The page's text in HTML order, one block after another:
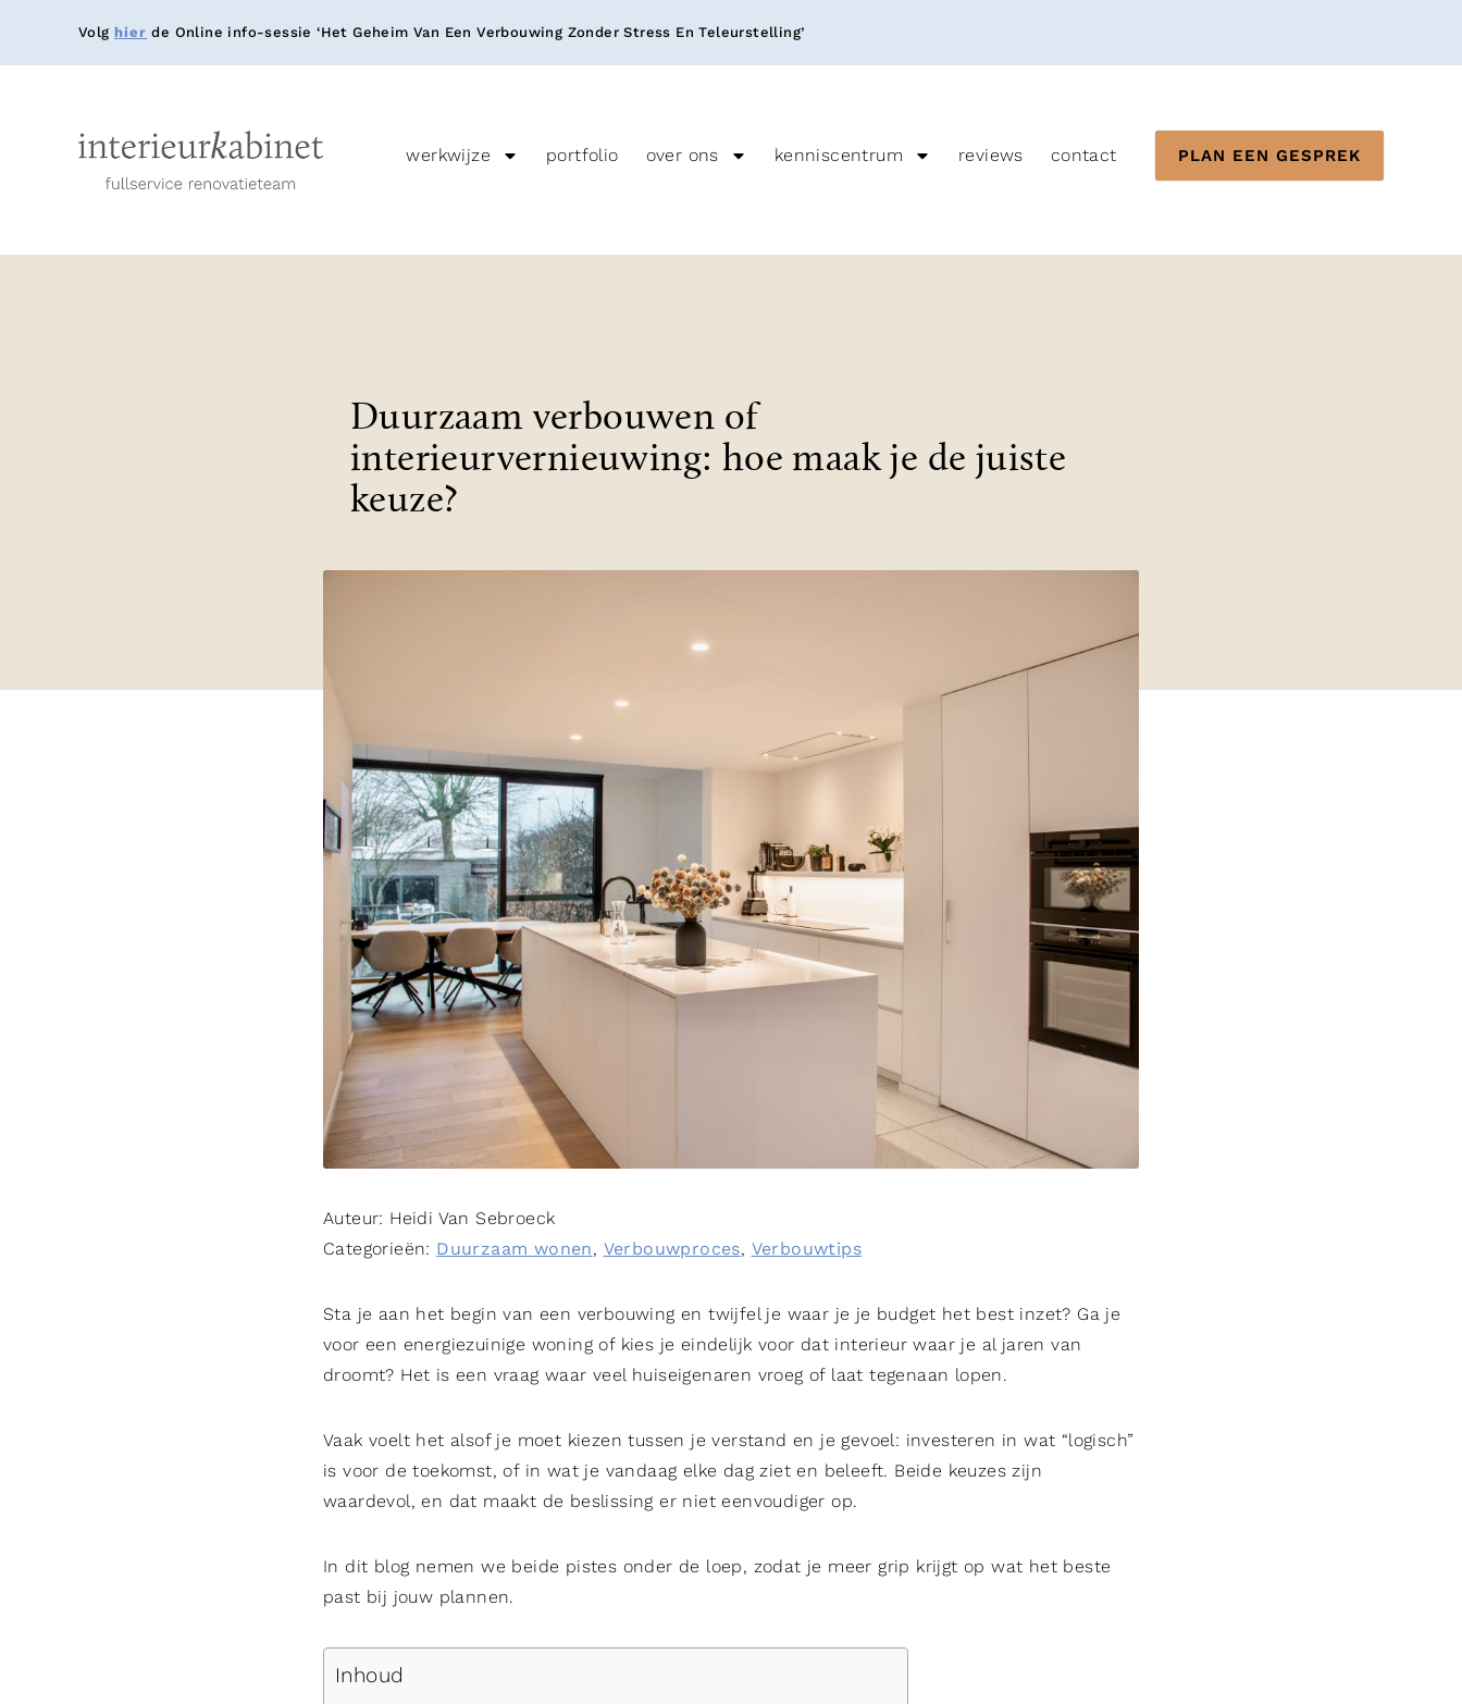
Volg hier de Online info-sessie ‘Het Geheim Van Een Verbouwing Zonder Stress En Teleurstelling’
werkwijze portfolio over ons kenniscentrum reviews contact PLAN EEN GESPREK
Duurzaam verbouwen of
interieurvernieuwing: hoe maak je de juiste
keuze?
Auteur: Heidi Van Sebroeck
Categorieën: Duurzaam wonen, Verbouwproces, Verbouwtips
Sta je aan het begin van een verbouwing en twijfel je waar je je budget het best inzet? Ga je
voor een energiezuinige woning of kies je eindelijk voor dat interieur waar je al jaren van
droomt? Het is een vraag waar veel huiseigenaren vroeg of laat tegenaan lopen.
Vaak voelt het alsof je moet kiezen tussen je verstand en je gevoel: investeren in wat “logisch”
is voor de toekomst, of in wat je vandaag elke dag ziet en beleeft. Beide keuzes zijn
waardevol, en dat maakt de beslissing er niet eenvoudiger op.
In dit blog nemen we beide pistes onder de loep, zodat je meer grip krijgt op wat het beste
past bij jouw plannen.
Inhoud